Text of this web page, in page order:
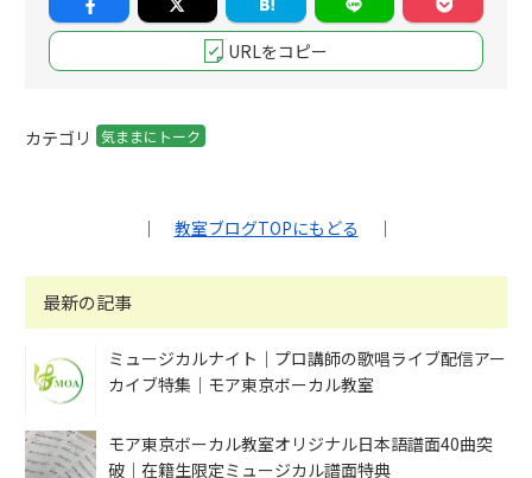
URLをコピー
カテゴリ 気ままにトーク
｜ 教室ブログTOPにもどる ｜
最新の記事
ミュージカルナイト｜プロ講師の歌唱ライブ配信アー
カイブ特集｜モア東京ボーカル教室
モア東京ボーカル教室オリジナル日本語譜面40曲突
破｜在籍生限定ミュージカル譜面特典